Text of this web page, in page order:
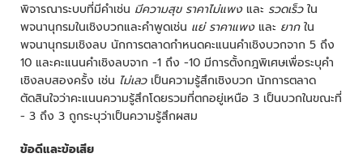
พิจารณาระบบที่มีคำเช่น มีความสุข ราคาไม่แพงและ รวดเร็วใน
พจนานุกรมในเชิงบวกและคำพูดเช่น แย่ ราคาแพงและ ยากใน
พจนานุกรมเชิงลบ นักการตลาดกำหนดคะแนนคำเชิงบวกจาก 5 ถึง
10 และคะแนนคำเชิงลบจาก -1 ถึง -10 มีการตั้งกฎพิเศษเพื่อระบุคำ
เชิงลบสองครั้ง เช่น ไม่เลว เป็นความรู้สึกเชิงบวก นักการตลาด
ตัดสินใจว่าคะแนนความรู้สึกโดยรวมที่ตกอยู่เหนือ 3 เป็นบวกในขณะที่
- 3 ถึง 3 ถูกระบุว่าเป็นความรู้สึกผสม
ข้อดีและข้อเสีย